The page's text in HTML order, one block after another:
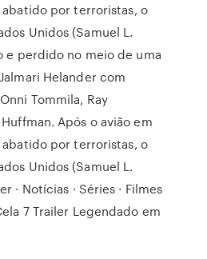
por terroristas, o
Unidos (Samuel L.
e perdido no meio de uma
Helander com
Tommila, Ray
Após o avião em
por terroristas, o
Unidos (Samuel L.
· Notícias · Séries · Filmes
7 Trailer Legendado em